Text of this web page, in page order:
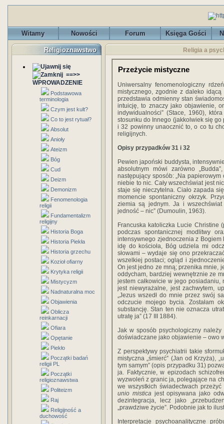
Witamy Nowości Forum Księga Gości
Religioznawstwo
==>>
WPROWADZENIE
Podstawowa
terminologia
Czym jest kult?
Co to jest rytuał?
Absolut
Anioły
Ateizm
Bóg
Cud
Deizm
Demonizm
Fenomenologia
religii
Fundamentalizm
religijny
Historia Boga
Historia Piekła
Historia grzechu
Kozioł ofiarny
Krytyka religii
Mistycyzm
Nadnaturalna moc
Objawienia
Oblicza
reinkarnacji
Ofiara
Opętanie
Piekło
Początki badań
religii PL
Początki
religioznawstwa
Politeizm
Raj
Religijność a
duchowość
Religia a
Przeżycie mistyczne
Uniwersalny fenomenologiczny
mistycznego, zgodnie z daleko
przedstawia odmienny stan
intuicję, to znaczy jako objawienie,
indywidualności” (Stace, 1960),
stosunku do Innego (jakkolwiek się
i 32 powinny unaocznić to, o co tu
religijnych.
Opisy przypadków 31 i 32
Pewien japoński buddysta,
absolutnym mówi zarówno
następujący sposób: „Na
niebie to nic. Cały wszechświat jest
staje się nieczytelna. Ciało zapada
momencie spontaniczny okrzyk.
ziemia są jednym. Ja i
jedność – nic” (Dumoulin, 1963).
Francuska katoliczka Lucie Christine
podczas spontanicznej modlitwy
intensywnego zjednoczenia z Bogiem
idę do kościoła, Bóg udziela mi
słowami – wydaje się ono
wszelkiej postaci; ogląd i
On jest jedno ze mną; przenika mnie,
oddycham, bardziej wewnętrznie ze
jestem całkowicie w jego
jest niewyrażalne, jest zachwytem,
„Jezus wszedł do mnie przez swój
odczucie mojego bycia. Zostałam
substancję. Stan ten nie oznacza
utratę ja” (17 III 1884).
Jak w sposób psychologiczny należy
doświadczane jako objawienie – owo
Z perspektywy psychiatrii takie
mistyczna „śmierć” (Jan od Krzyża),
tym samym” (opis przypadku 31)
ja. Faktycznie, w epizodach
wyzwoleń z granic ja, polegające na
we wszystkich świadectwach
unio misticajest opisywana jako
dezintegracja, lecz jako
„prawdziwe życie”. Podobnie jak to
Interpretacje psychoanalityczne